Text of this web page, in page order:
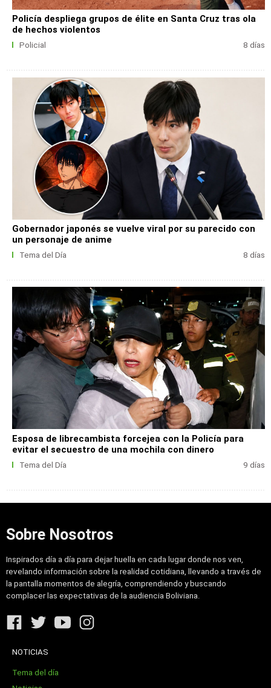
Policía despliega grupos de élite en Santa Cruz tras ola
de hechos violentos
Policial 8 días
Gobernador japonés se vuelve viral por su parecido con
un personaje de anime
Tema del Día 8 días
Esposa de librecambista forcejea con la Policía para
evitar el secuestro de una mochila con dinero
Tema del Día 9 días
Sobre Nosotros
Inspirados día a día para dejar huella en cada lugar donde nos ven,
revelando información sobre la realidad cotidiana, llevando a través de
la pantalla momentos de alegría, comprendiendo y buscando
complacer las expectativas de la audiencia Boliviana.
NOTICIAS
Tema del día